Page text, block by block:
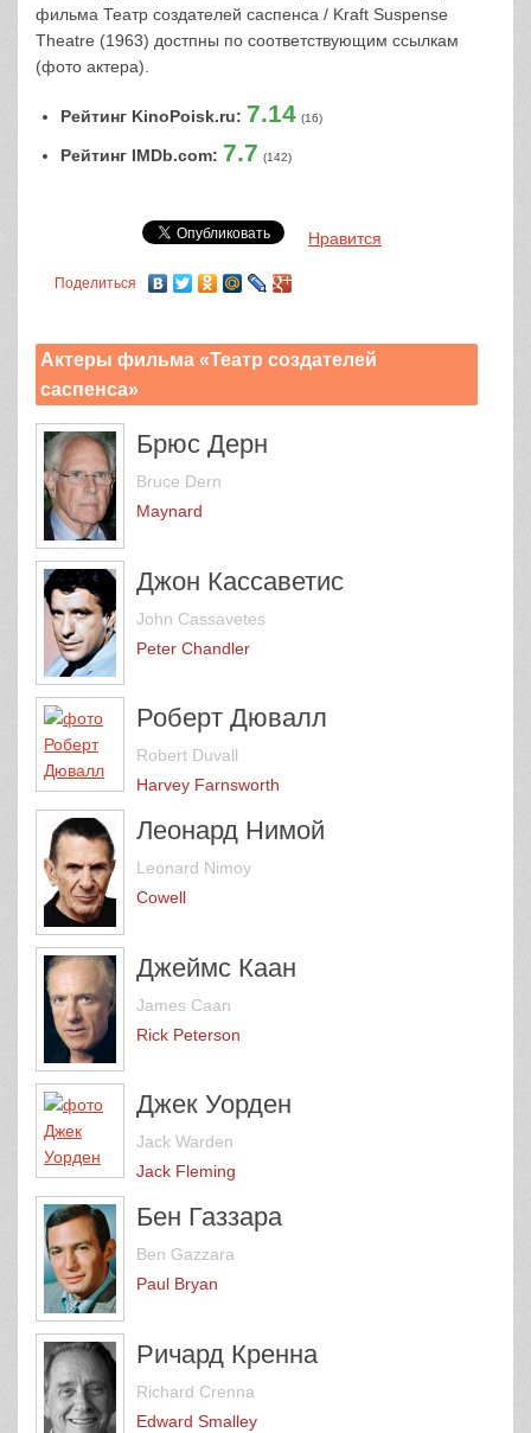
фильма Театр создателей саспенса / Kraft Suspense
Theatre (1963) достпны по соответствующим ссылкам
(фото актера).
Рейтинг KinoPoisk.ru: 7.14 (16)
Рейтинг IMDb.com: 7.7 (142)
Нравится
Поделиться
Актеры фильма «Театр создателей
саспенса»
Брюс Дерн
Bruce Dern
Maynard
Джон Кассаветис
John Cassavetes
Peter Chandler
Роберт Дювалл
Robert Duvall
Harvey Farnsworth
Леонард Нимой
Leonard Nimoy
Cowell
Джеймс Каан
James Caan
Rick Peterson
Джек Уорден
Jack Warden
Jack Fleming
Бен Газзара
Ben Gazzara
Paul Bryan
Ричард Кренна
Richard Crenna
Edward Smalley